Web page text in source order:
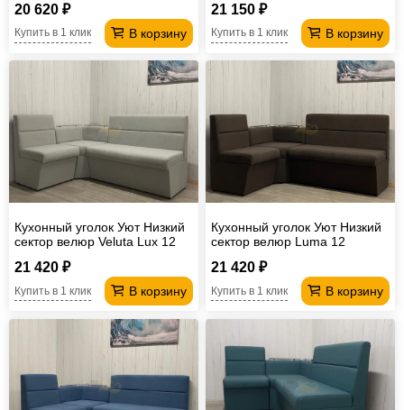
20 620 ₽
В корзину
Купить в 1 клик
21 150 ₽
В корзину
Купить в 1 клик
Кухонный уголок Уют Низкий
сектор велюр Veluta Lux 12
21 420 ₽
В корзину
Купить в 1 клик
Кухонный уголок Уют Низкий
сектор велюр Luma 12
21 420 ₽
В корзину
Купить в 1 клик